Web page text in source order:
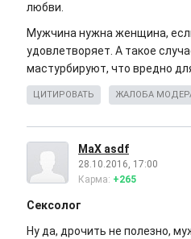
любви.
Мужчина нужна женщина,
удовлетворяет. А такое
мастурбируют, что вредно
ЦИТИРОВАТЬ ЖАЛОБА
MaX asdf
28.10.2016, 17:00
Карма: +265
Сексолог
Ну да, дрочить не полезно,